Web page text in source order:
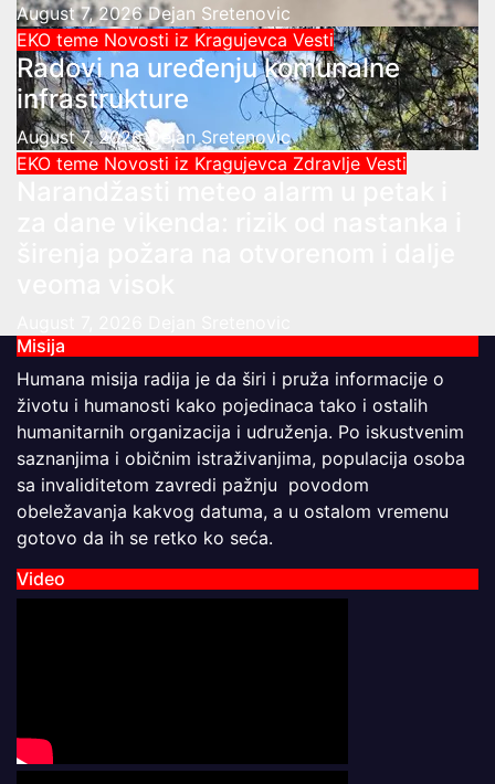
August 7, 2026Dejan Sretenovic
EKO teme Novosti iz Kragujevca Vesti
Radovi na uređenju komunalne
infrastrukture
August 7, 2026Dejan Sretenovic
EKO teme Novosti iz Kragujevca Zdravlje Vesti
Misija
Humana misija radija je da širi i pruža informacije o
životu i humanosti kako pojedinaca tako i ostalih
humanitarnih organizacija i udruženja. Po iskustvenim
saznanjima i običnim istraživanjima, populacija osoba
sa invaliditetom zavredi pažnju povodom
obeležavanja kakvog datuma, a u ostalom vremenu
gotovo da ih se retko ko seća.
Video